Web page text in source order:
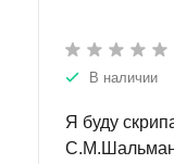
В наличии
Я буду